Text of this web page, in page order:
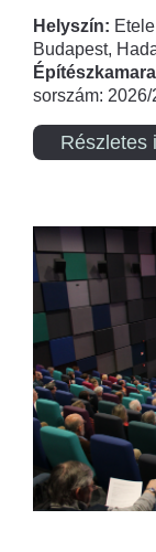
Helyszín:
Budapest,
sorszám: 2026/
Részletes